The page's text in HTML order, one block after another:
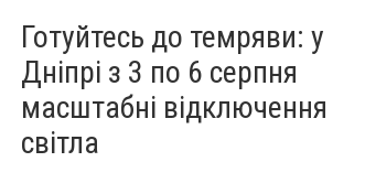
Готуйтесь до темряви: у
Дніпрі з 3 по 6 серпня
масштабні відключення
світла